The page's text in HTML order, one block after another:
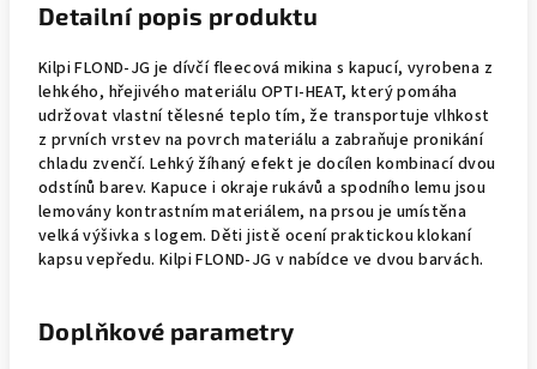
Detailní popis produktu
Kilpi FLOND-JG je dívčí fleecová mikina s kapucí, vyrobena z
lehkého, hřejivého materiálu OPTI-HEAT, který pomáha
udržovat vlastní tělesné teplo tím, že transportuje vlhkost
z prvních vrstev na povrch materiálu a zabraňuje pronikání
chladu zvenčí. Lehký žíhaný efekt je docílen kombinací dvou
odstínů barev. Kapuce i okraje rukávů a spodního lemu jsou
lemovány kontrastním materiálem, na prsou je umístěna
velká výšivka s logem. Děti jistě ocení praktickou klokaní
kapsu vepředu. Kilpi FLOND-JG v nabídce ve dvou barvách.
Doplňkové parametry